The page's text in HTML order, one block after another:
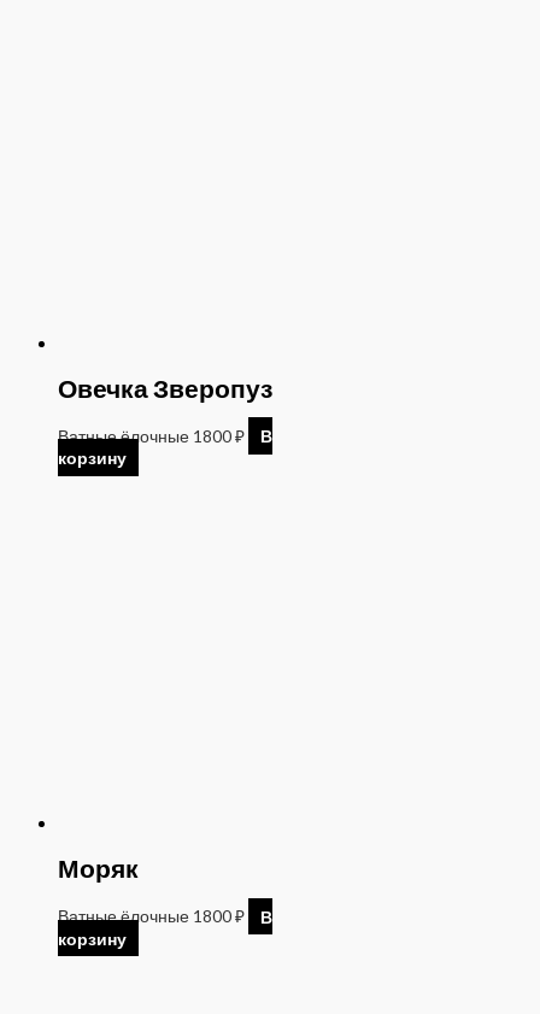
Овечка Зверопуз
Ватные ёлочные 1800₽
В
корзину
Моряк
Ватные ёлочные 1800₽
В
корзину